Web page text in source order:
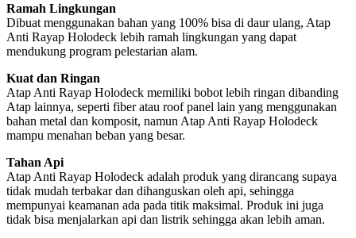
Ramah Lingkungan
Dibuat menggunakan bahan yang 100% bisa di daur ulang, Atap
Anti Rayap Holodeck lebih ramah lingkungan yang dapat
mendukung program pelestarian alam.
Kuat dan Ringan
Atap Anti Rayap Holodeck memiliki bobot lebih ringan dibanding
Atap lainnya, seperti fiber atau roof panel lain yang menggunakan
bahan metal dan komposit, namun Atap Anti Rayap Holodeck
mampu menahan beban yang besar.
Tahan Api
Atap Anti Rayap Holodeck adalah produk yang dirancang supaya
tidak mudah terbakar dan dihanguskan oleh api, sehingga
mempunyai keamanan ada pada titik maksimal. Produk ini juga
tidak bisa menjalarkan api dan listrik sehingga akan lebih aman.